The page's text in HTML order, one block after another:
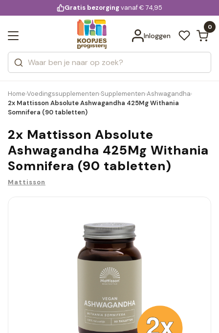
voor 20:00 uur besteld
Gratis bezorgingvanaf € 74,95
Inloggen
0
Zoeken
Categorieën
Merken
Bekijk alle resultaten
Home›Voedingssupplementen›Supplementen›Ashwagandha›
2x Mattisson Absolute Ashwagandha 425Mg Withania
Somnifera (90 tabletten)
2x Mattisson Absolute
Ashwagandha 425Mg Withania
Somnifera (90 tabletten)
Mattisson